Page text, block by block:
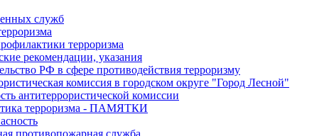
служб
терроризма
рекомендации, указания
РФ в сфере противодействия терроризму
комиссия в городском округе "Город Лесной"
антитеррористической комиссии
терроризма - ПАМЯТКИ
противопожарная служба